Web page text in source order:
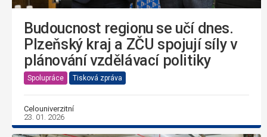
Budoucnost regionu se učí dnes.
Plzeňský kraj a ZČU spojují síly v
plánování vzdělávací politiky
Spolupráce Tisková zpráva
Celouniverzitní
23. 01. 2026